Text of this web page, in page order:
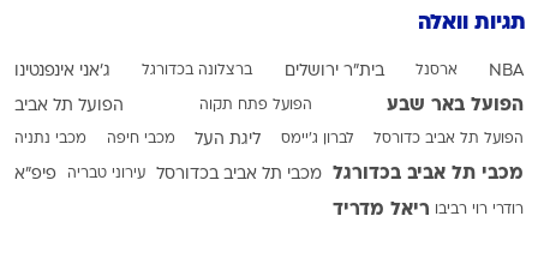
תגיות וואלה
NBA ארסנל בית"ר ירושלים ברצלונה בכדורגל ג'אני אינפנטינו
הפועל באר שבע הפועל פתח תקוה הפועל תל אביב
הפועל תל אביב כדורסל לברון ג'יימס ליגת העל מכבי חיפה מכבי נתניה
מכבי תל אביב בכדורגל מכבי תל אביב בכדורסל עירוני טבריה פיפ"א
רודרי רוי רביבו ריאל מדריד